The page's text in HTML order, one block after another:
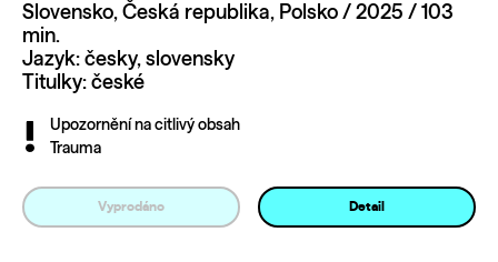
Slovensko, Česká republika, Polsko / 2025 / 103
min.
Jazyk: česky, slovensky
Titulky: české
Upozornění na citlivý obsah
Trauma
Vyprodáno Detail